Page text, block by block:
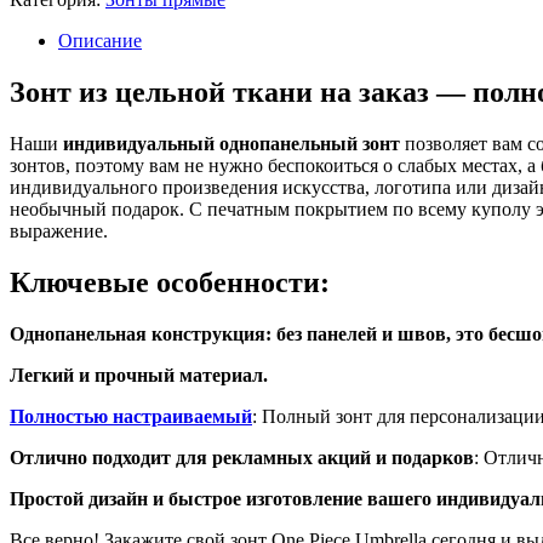
Описание
Зонт из цельной ткани на заказ —
Наши индивидуальный однопанельный зонт позволяет вам
зонтов, поэтому вам не нужно беспокоиться о слабых местах,
индивидуального произведения искусства, логотипа или
необычный подарок. С печатным покрытием по всему куполу
выражение.
Ключевые особенности:
Однопанельная конструкция: без панелей и швов, это
Легкий и прочный материал.
Полностью настраиваемый: Полный зонт для
Отлично подходит для рекламных акций и подарков:
Простой дизайн и быстрое изготовление вашего